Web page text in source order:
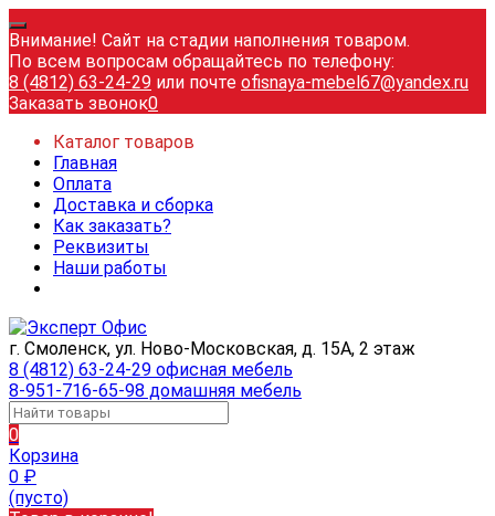
Внимание! Сайт на стадии наполнения товаром.
По всем вопросам обращайтесь по телефону:
8 (4812) 63-24-29 или почте ofisnaya-mebel67@yandex.ru
Заказать звонок0
Каталог товаров
Главная
Оплата
Доставка и сборка
Как заказать?
Реквизиты
Наши работы
г. Смоленск, ул. Ново-Московская, д. 15А, 2 этаж
8 (4812) 63-24-29 офисная мебель
8-951-716-65-98 домашняя мебель
0
Корзина
0 ₽
(пусто)